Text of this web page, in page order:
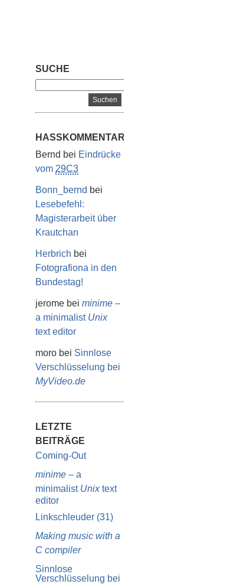
SUCHE
HASSKOMMENTARE
Bernd bei Eindrücke
vom 29C3
Bonn_bernd bei
Lesebefehl:
Magisterarbeit über
Krautchan
Herbrich bei
Fotografiona in den
Bundestag!
jerome beiminime –
a minimalist Unix
text editor
moro bei Sinnlose
Verschlüsselung bei
MyVideo.de
LETZTE
BEITRÄGE
Coming-Out
minime – a
minimalist Unixtext
editor
Linkschleuder (31)
Making music with a
C compiler
Sinnlose
Verschlüsselung bei